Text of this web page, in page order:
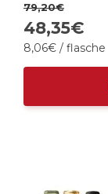
79,20€
48,35€
8,06€ / flasche